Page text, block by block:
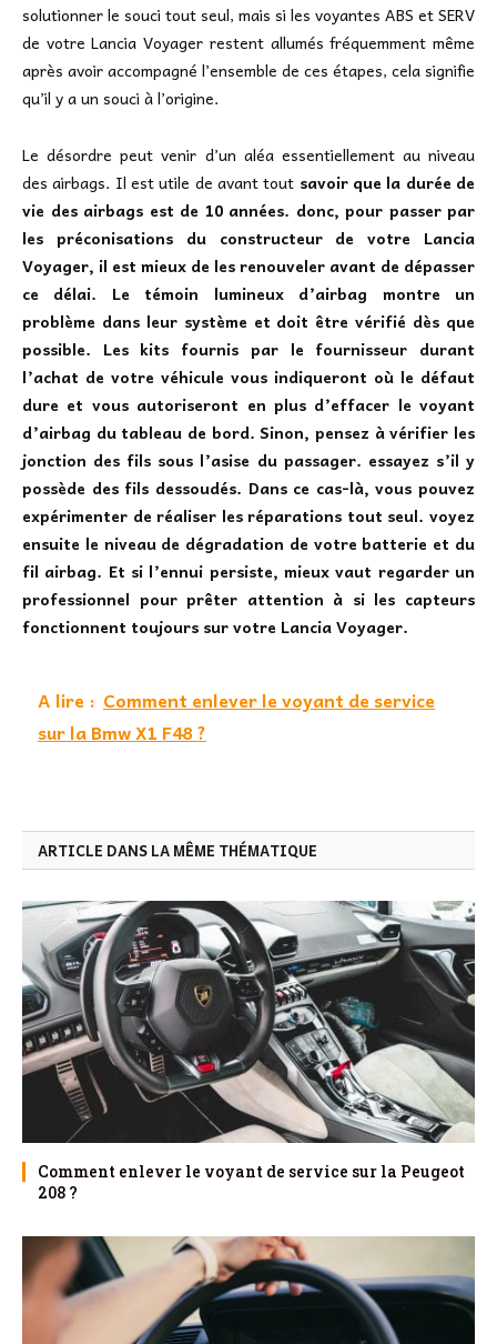
solutionner le souci tout seul, mais si les voyantes ABS et SERV
de votre Lancia Voyager restent allumés fréquemment même
après avoir accompagné l’ensemble de ces étapes, cela signifie
qu’il y a un souci à l’origine.
Le désordre peut venir d’un aléa essentiellement au niveau
des airbags. Il est utile de avant tout savoir que la durée de
vie des airbags est de 10 années. donc, pour passer par
les préconisations du constructeur de votre Lancia
Voyager, il est mieux de les renouveler avant de dépasser
ce délai. Le témoin lumineux d’airbag montre un
problème dans leur système et doit être vérifié dès que
possible. Les kits fournis par le fournisseur durant
l’achat de votre véhicule vous indiqueront où le défaut
dure et vous autoriseront en plus d’effacer le voyant
d’airbag du tableau de bord. Sinon, pensez à vérifier les
jonction des fils sous l’asise du passager. essayez s’il y
possède des fils dessoudés. Dans ce cas-là, vous pouvez
expérimenter de réaliser les réparations tout seul. voyez
ensuite le niveau de dégradation de votre batterie et du
fil airbag. Et si l’ennui persiste, mieux vaut regarder un
professionnel pour prêter attention à si les capteurs
fonctionnent toujours sur votre Lancia Voyager.
A lire : Comment enlever le voyant de service
sur la Bmw X1 F48 ?
ARTICLE DANS LA MÊME THÉMATIQUE
Comment enlever le voyant de service sur la Peugeot
208 ?